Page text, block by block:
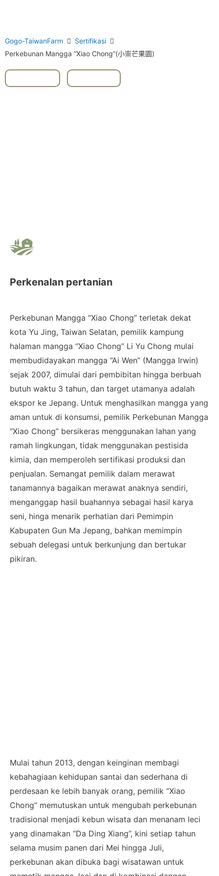
Gogo-TaiwanFarm
Sertifikasi
Perkebunan Mangga “Xiao Chong”(小崇芒果園)
Perkenalan pertanian
Perkebunan Mangga “Xiao Chong” terletak dekat
kota Yu Jing, Taiwan Selatan, pemilik kampung
halaman mangga “Xiao Chong” Li Yu Chong mulai
membudidayakan mangga “Ai Wen” (Mangga Irwin)
sejak 2007, dimulai dari pembibitan hingga berbuah
butuh waktu 3 tahun, dan target utamanya adalah
ekspor ke Jepang. Untuk menghasilkan mangga yang
aman untuk di konsumsi, pemilik Perkebunan Mangga
“Xiao Chong” bersikeras menggunakan lahan yang
ramah lingkungan, tidak menggunakan pestisida
kimia, dan memperoleh sertifikasi produksi dan
penjualan. Semangat pemilik dalam merawat
tanamannya bagaikan merawat anaknya sendiri,
menganggap hasil buahannya sebagai hasil karya
seni, hinga menarik perhatian dari Pemimpin
Kabupaten Gun Ma Jepang, bahkan memimpin
sebuah delegasi untuk berkunjung dan bertukar
pikiran.
Mulai tahun 2013, dengan keinginan membagi
kebahagiaan kehidupan santai dan sederhana di
perdesaan ke lebih banyak orang, pemilik “Xiao
Chong” memutuskan untuk mengubah perkebunan
tradisional menjadi kebun wisata dan menanam leci
yang dinamakan “Da Ding Xiang”, kini setiap tahun
selama musim panen dari Mei hingga Juli,
perkebunan akan dibuka bagi wisatawan untuk